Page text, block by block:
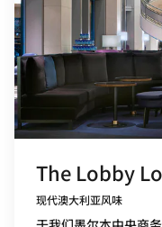
The Lobby
现代澳大利亚风味